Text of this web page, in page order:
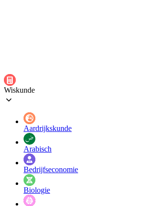
Wiskunde
Aardrijkskunde
Arabisch
Bedrijfseconomie
Biologie